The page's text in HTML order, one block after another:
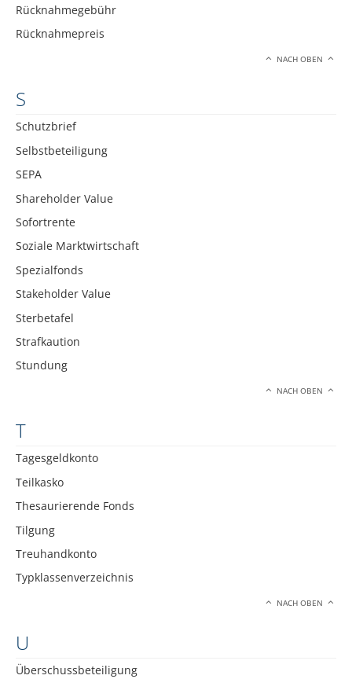
Rücknahmegebühr
Rücknahmepreis
NACH OBEN
S
Schutzbrief
Selbstbeteiligung
SEPA
Shareholder Value
Sofortrente
Soziale Marktwirtschaft
Spezialfonds
Stakeholder Value
Sterbetafel
Strafkaution
Stundung
NACH OBEN
T
Tagesgeldkonto
Teilkasko
Thesaurierende Fonds
Tilgung
Treuhandkonto
Typklassenverzeichnis
NACH OBEN
U
Überschussbeteiligung